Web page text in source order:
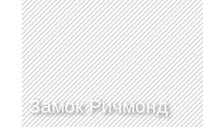
Замок Ричмонд